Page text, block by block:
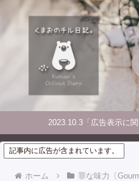
2023.10.3「広告表示に
記事内に広告が含まれています。
ホーム 罪な味力〔